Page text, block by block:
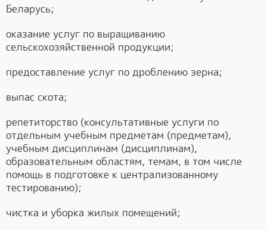
Беларусь;
оказание услуг по выращиванию
сельскохозяйственной продукции;
предоставление услуг по дроблению зерна;
выпас скота;
репетиторство (консультативные услуги по
отдельным учебным предметам (предметам),
учебным дисциплинам (дисциплинам),
образовательным областям, темам, в том числе
помощь в подготовке к централизованному
тестированию);
чистка и уборка жилых помещений;